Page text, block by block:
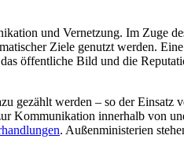
und Vernetzung. Im Zuge
Ziele genutzt wer­den.
öffentliche Bild und die
gezählt werden – so der Einsatz
Kommunika­tion innerhalb von
. Außenministerien